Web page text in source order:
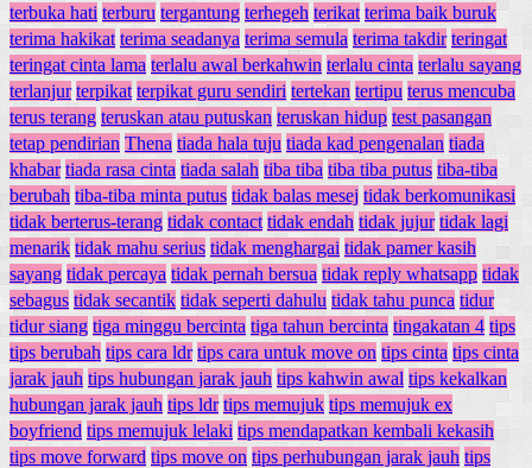
terbuka hati terburu tergantung terhegeh terikat terima baik buruk
terima hakikat terima seadanya terima semula terima takdir teringat
teringat cinta lama terlalu awal berkahwin terlalu cinta terlalu sayang
terlanjur terpikat terpikat guru sendiri tertekan tertipu terus mencuba
terus terang teruskan atau putuskan teruskan hidup test pasangan
tetap pendirian Thena tiada hala tuju tiada kad pengenalan tiada
khabar tiada rasa cinta tiada salah tiba tiba tiba tiba putus tiba-tiba
berubah tiba-tiba minta putus tidak balas mesej tidak berkomunikasi
tidak berterus-terang tidak contact tidak endah tidak jujur tidak lagi
menarik tidak mahu serius tidak menghargai tidak pamer kasih
sayang tidak percaya tidak pernah bersua tidak reply whatsapp tidak
sebagus tidak secantik tidak seperti dahulu tidak tahu punca tidur
tidur siang tiga minggu bercinta tiga tahun bercinta tingakatan 4 tips
tips berubah tips cara ldr tips cara untuk move on tips cinta tips cinta
jarak jauh tips hubungan jarak jauh tips kahwin awal tips kekalkan
hubungan jarak jauh tips ldr tips memujuk tips memujuk ex
boyfriend tips memujuk lelaki tips mendapatkan kembali kekasih
tips move forward tips move on tips perhubungan jarak jauh tips